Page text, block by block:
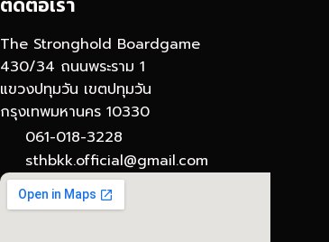
The Stronghold Boardgame
430/34 ถนนพระราม 1
แขวงปทุมวัน เขตปทุมวัน
กรุงเทพมหานคร 10330
061-018-3228
sthbkk.official@gmail.com